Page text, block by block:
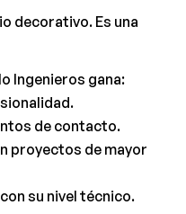
decorativo. Es una
Ingenieros gana:
de contacto.
proyectos de mayor
su nivel técnico.